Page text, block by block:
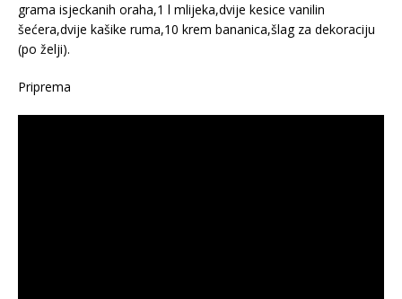
grama isjeckanih oraha,1 l mlijeka,dvije kesice vanilin
šećera,dvije kašike ruma,10 krem bananica,šlag za dekoraciju
(po želji).
Priprema